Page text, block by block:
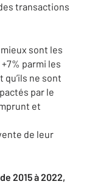
transactions
sont les
parmi les
ne sont
par le
et
de leur
2015 à 2022,